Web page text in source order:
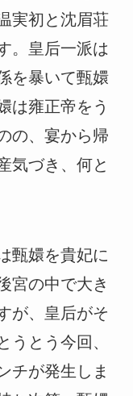
実初と沈眉荘
。皇后一派は
を暴いて甄嬛
は雍正帝をう
の、宴から帰
気づき、何と
甄嬛を貴妃に
宮の中で大き
が、皇后がそ
うとう今回、
チが発生しま